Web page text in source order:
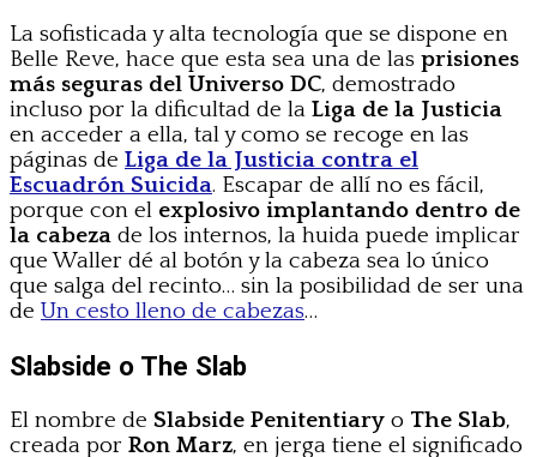
La sofisticada y alta tecnología que se dispone en
Belle Reve, hace que esta sea una de las prisiones
más seguras del Universo DC, demostrado
incluso por la dificultad de la Liga de la Justicia
en acceder a ella, tal y como se recoge en las
páginas de Liga de la Justicia contra el
Escuadrón Suicida. Escapar de allí no es fácil,
porque con el explosivo implantando dentro de
la cabeza de los internos, la huida puede implicar
que Waller dé al botón y la cabeza sea lo único
que salga del recinto… sin la posibilidad de ser una
de Un cesto lleno de cabezas…
Slabside o The Slab
El nombre de Slabside Penitentiary o The Slab,
creada por Ron Marz, en jerga tiene el significado